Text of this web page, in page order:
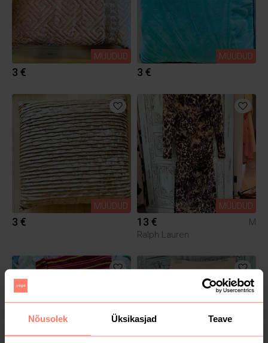
Nõusolek Üksikasjad Teave
MÜÜDUD
3 €
MÜÜDUD
3 €
MÜÜDUD
3 €
MÜÜDUD
13 €
M
Ralph Lauren